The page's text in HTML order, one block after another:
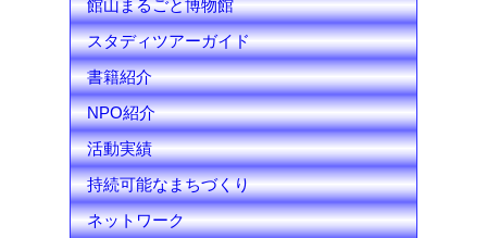
e
l
館山まるごと博物館
スタディツアーガイド
書籍紹介
NPO紹介
活動実績
持続可能なまちづくり
ネットワーク